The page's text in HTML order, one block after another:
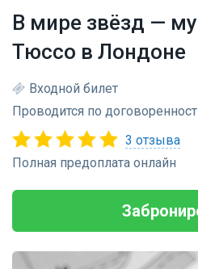
В мире звёзд —
Тюссо в Лондоне
Входной билет
Проводится по
3 отзыва
Полная предоплата онлайн